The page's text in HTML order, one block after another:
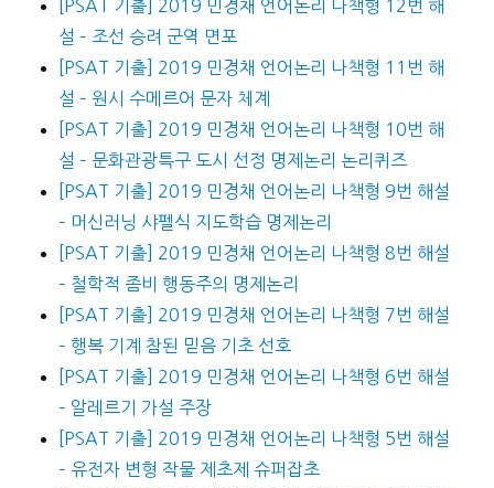
[PSAT 기출] 2019 민경채 언어논리 나책형 12번 해
설 – 조선 승려 군역 면포
[PSAT 기출] 2019 민경채 언어논리 나책형 11번 해
설 – 원시 수메르어 문자 체계
[PSAT 기출] 2019 민경채 언어논리 나책형 10번 해
설 – 문화관광특구 도시 선정 명제논리 논리퀴즈
[PSAT 기출] 2019 민경채 언어논리 나책형 9번 해설
– 머신러닝 샤펠식 지도학습 명제논리
[PSAT 기출] 2019 민경채 언어논리 나책형 8번 해설
– 철학적 좀비 행동주의 명제논리
[PSAT 기출] 2019 민경채 언어논리 나책형 7번 해설
– 행복 기계 참된 믿음 기초 선호
[PSAT 기출] 2019 민경채 언어논리 나책형 6번 해설
– 알레르기 가설 주장
[PSAT 기출] 2019 민경채 언어논리 나책형 5번 해설
– 유전자 변형 작물 제초제 슈퍼잡초